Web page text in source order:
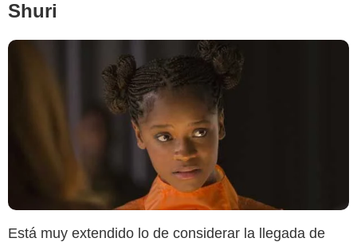
Shuri
Está muy extendido lo de considerar la llegada de